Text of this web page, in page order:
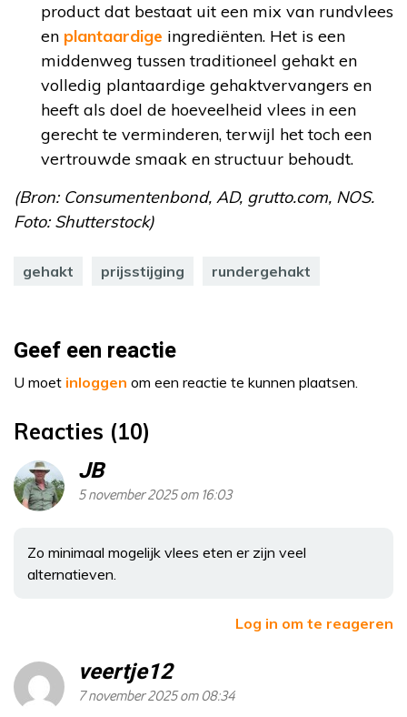
product dat bestaat uit een mix van rundvlees
en plantaardige ingrediënten. Het is een
middenweg tussen traditioneel gehakt en
volledig plantaardige gehaktvervangers en
heeft als doel de hoeveelheid vlees in een
gerecht te verminderen, terwijl het toch een
vertrouwde smaak en structuur behoudt.
(Bron: Consumentenbond, AD, grutto.com, NOS.
Foto: Shutterstock)
gehakt prijsstijging rundergehakt
Geef een reactie
U moet inloggen om een reactie te kunnen plaatsen.
Reacties (10)
JB
5 november 2025 om 16:03
Zo minimaal mogelijk vlees eten er zijn veel
alternatieven.
Log in om te reageren
veertje12
7 november 2025 om 08:34